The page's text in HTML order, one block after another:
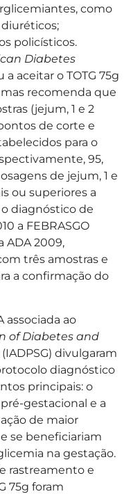
como
policísticos.
Diabetes
a aceitar o TOTG 75g
recomenda que
(jejum, 1 e 2
de corte e
para o
95,
de jejum, 1 e
ou superiores a
diagnóstico de
a FEBRASGO
ADA 2009,
três amostras e
a confirmação do
associada ao
of Diabetes and
(IADPSG) divulgaram
diagnóstico
principais: o
gestacional e a
de maior
se beneficiariam
na gestação.
rastreamento e
75g foram